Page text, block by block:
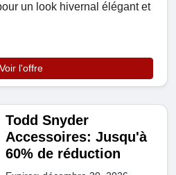
un look hivernal élégant et
Voir l'offre
Todd Snyder
Accessoires: Jusqu'à
60% de réduction